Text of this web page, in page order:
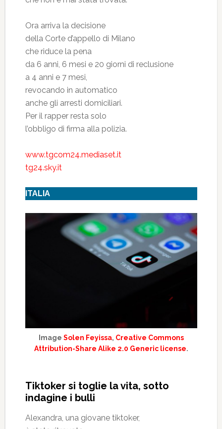
Ora arriva la decisione
della Corte d’appello di Milano
che riduce la pena
da 6 anni, 6 mesi e 20 giorni di reclusione
a 4 anni e 7 mesi,
revocando in automatico
anche gli arresti domiciliari.
Per il rapper resta solo
l’obbligo di firma alla polizia.
www.tgcom24.mediaset.it
tg24.sky.it
ITALIA
Image Solen Feyissa, Creative Commons
Attribution-Share Alike 2.0 Generic license.
Tiktoker si toglie la vita, sotto
indagine i bulli
Alexandra, una giovane tiktoker,